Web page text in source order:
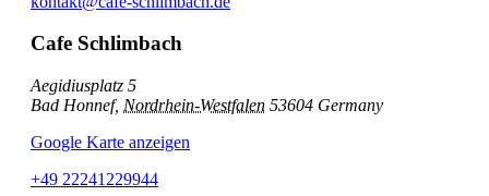
Cafe Schlimbach
Aegidiusplatz 5
Bad Honnef, Nordrhein-Westfalen 53604 Germany
Google Karte anzeigen
+49 22241229944